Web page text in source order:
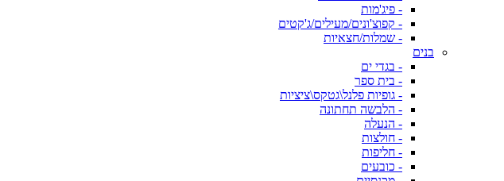
- פיג'מות
- קפוצ'ונים/מעילים/ג'קטים
- שמלות/חצאיות
בנים
- בגדי ים
- בית ספר
- גופיות פלנל\גטקס\ציציות
- הלבשה תחתונה
- הנעלה
- חולצות
- חליפות
- כובעים